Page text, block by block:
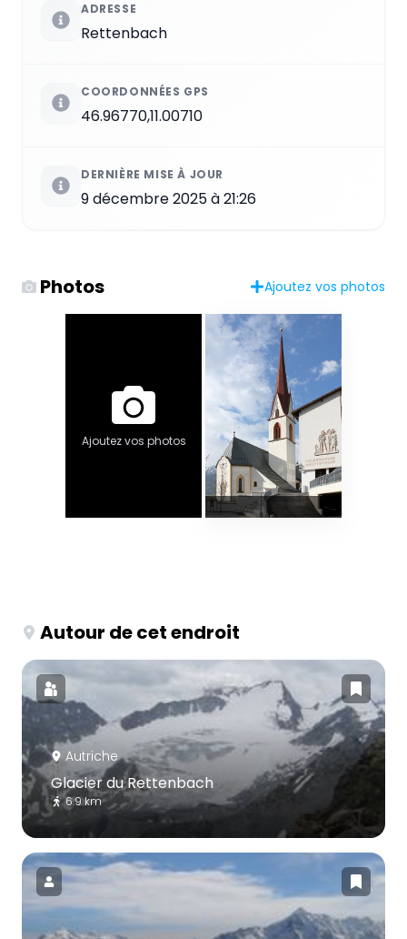
ADRESSE
Rettenbach
COORDONNÉES GPS
46.96770,11.00710
DERNIÈRE MISE À JOUR
9 décembre 2025 à 21:26
Photos Ajoutez vos photos
Ajoutez vos photos
Autour de cet endroit
Autriche
Glacier du Rettenbach
6.9 km